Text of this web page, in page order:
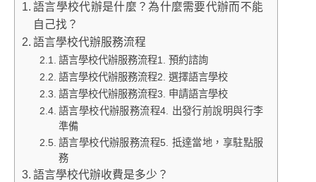
語言學校代辦是什麼？為什麼需要代辦而不能
自己找？
語言學校代辦服務流程
語言學校代辦服務流程1. 預約諮詢
語言學校代辦服務流程2. 選擇語言學校
語言學校代辦服務流程3. 申請語言學校
語言學校代辦服務流程4. 出發行前說明與行李
準備
語言學校代辦服務流程5. 抵達當地，享駐點服
務
語言學校代辦收費是多少？